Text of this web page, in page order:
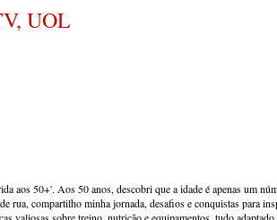
UOL
aos 50+'. Aos 50 anos, descobri que a idade é apenas um
rua, compartilho minha jornada, desafios e conquistas para